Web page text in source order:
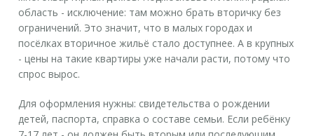
область - исключение: там можно брать вторичку без
ограничений. Это значит, что в малых городах и
посёлках вторичное жильё стало доступнее. А в крупных
- цены на такие квартиры уже начали расти, потому что
спрос вырос.
Для оформления нужны: свидетельства о рождении
детей, паспорта, справка о составе семьи. Если ребёнку